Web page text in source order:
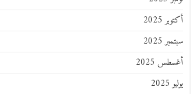
أكتوبر 2025
سبتمبر 2025
أغسطس 2025
يوليو 2025